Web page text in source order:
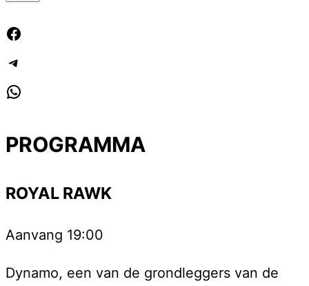
PROGRAMMA
ROYAL RAWK
Aanvang 19:00
Dynamo, een van de grondleggers van de